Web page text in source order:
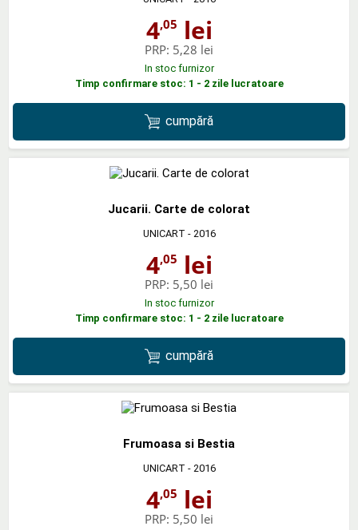
4,05 lei
PRP: 5,28 lei
In stoc furnizor
Timp confirmare stoc: 1 - 2 zile lucratoare
cumpără
Jucarii. Carte de colorat
UNICART - 2016
4,05 lei
PRP: 5,50 lei
In stoc furnizor
Timp confirmare stoc: 1 - 2 zile lucratoare
cumpără
Frumoasa si Bestia
UNICART - 2016
4,05 lei
PRP: 5,50 lei